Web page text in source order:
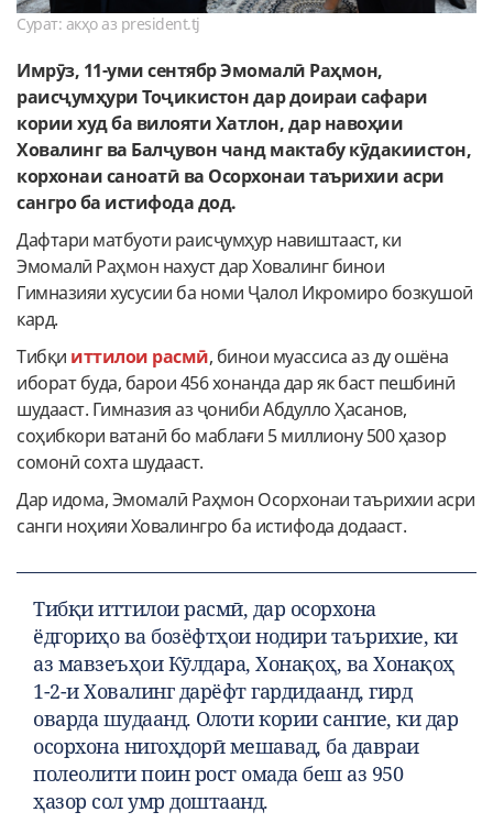
Сурат: акҳо аз president.tj
Имрӯз, 11-уми сентябр Эмомалӣ Раҳмон,
раисҷумҳури Тоҷикистон дар доираи сафари
кории худ ба вилояти Хатлон, дар навоҳии
Ховалинг ва Балҷувон чанд мактабу кӯдакиистон,
корхонаи саноатӣ ва Осорхонаи таърихии асри
сангро ба истифода дод.
Дафтари матбуоти раисҷумҳур навиштааст, ки
Эмомалӣ Раҳмон нахуст дар Ховалинг бинои
Гимназияи хусусии ба номи Ҷалол Икромиро бозкушоӣ
кард.
Тибқи иттилои расмӣ, бинои муассиса аз ду ошёна
иборат буда, барои 456 хонанда дар як баст пешбинӣ
шудааст. Гимназия аз ҷониби Абдулло Ҳасанов,
соҳибкори ватанӣ бо маблағи 5 миллиону 500 ҳазор
сомонӣ сохта шудааст.
Дар идома, Эмомалӣ Раҳмон Осорхонаи таърихии асри
санги ноҳияи Ховалингро ба истифода додааст.
Тибқи иттилои расмӣ, дар осорхона
ёдгориҳо ва бозёфтҳои нодири таърихие, ки
аз мавзеъҳои Кӯлдара, Хонақоҳ, ва Хонақоҳ
1-2-и Ховалинг дарёфт гардидаанд, гирд
оварда шудаанд. Олоти кории сангие, ки дар
осорхона нигоҳдорӣ мешавад, ба давраи
полеолити поин рост омада беш аз 950
ҳазор сол умр доштаанд.